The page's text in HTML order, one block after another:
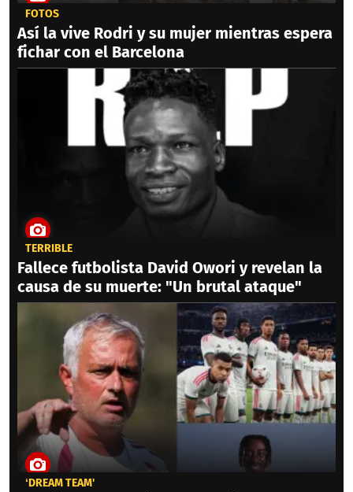
FOTOS
Así la vive Rodri y su mujer mientras espera
fichar con el Barcelona
TERRIBLE
Fallece futbolista David Owori y revelan la
causa de su muerte: "Un brutal ataque"
‘DREAM TEAM'